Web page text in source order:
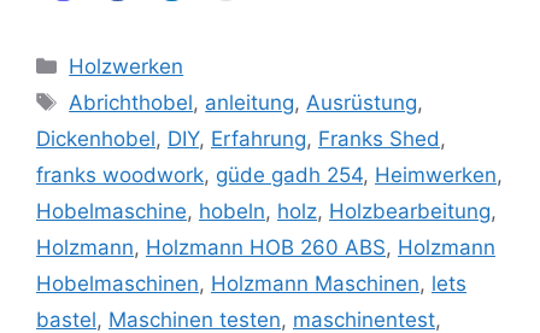
Kategorien
Holzwerken
Schlagwörter
Abrichthobel, anleitung, Ausrüstung,
Dickenhobel, DIY, Erfahrung, Franks Shed ,
franks woodwork, güde gadh 254, Heimwerken,
Hobelmaschine, hobeln, holz, Holzbearbeitung,
Holzmann, Holzmann HOB 260 ABS, Holzmann
Hobelmaschinen, Holzmann Maschinen, lets
bastel, Maschinen testen, maschinentest,